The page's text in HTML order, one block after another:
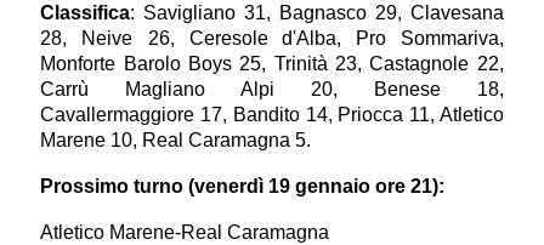
Classifica: Savigliano 31, Bagnasco 29, Clavesana
28,
Neive 26, Ceresole d'Alba,
Pro Sommariva,
Monforte Barolo Boys 25, Trinità 23,Castagnole 22,
Carrù Magliano Alpi 20,
Benese 18,
Cavallermaggiore 17, Bandito14, Priocca 11, Atletico
Marene 10, Real Caramagna5.
Prossimo turno (venerdì 19 gennaio ore 21):
Atletico Marene-Real Caramagna